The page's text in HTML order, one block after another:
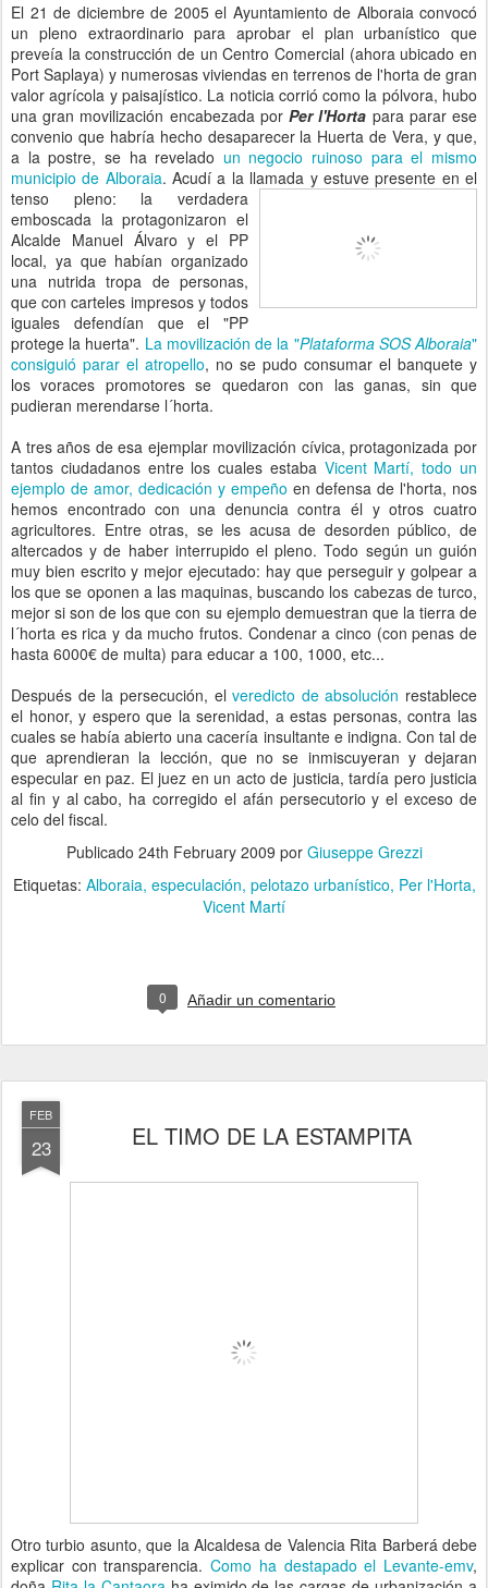
El 21 de diciembre de 2005 el Ayuntamiento de Alboraia convocó
un pleno extraordinario para aprobar el plan urbanístico que
preveía la construcción de un Centro Comercial (ahora ubicado en
Port Saplaya) y numerosas viviendas en terrenos de l'horta de gran
valor agrícola y paisajístico. La noticia corrió como la pólvora, hubo
una gran movilización encabezada porPer l'Horta para parar ese
convenio que habría hecho desaparecer la Huerta de Vera, y que,
a la postre, se ha revelado un negocio ruinoso para el mismo
municipio de Alboraia. Acudí a la llamada y estuve presente en el
tenso pleno: la verdadera
emboscada la protagonizaron el
Alcalde Manuel Álvaro y el PP
local, ya que habían organizado
una nutrida tropa de personas,
que con carteles impresos y todos
iguales defendían que el "PP
protege la huerta". La movilización de la "Plataforma SOS Alboraia"
consiguió parar el atropello, no se pudo consumar el banquete y
los voraces promotores se quedaron con las ganas, sin que
pudieran merendarse l´horta.
A tres años de esa ejemplar movilización cívica, protagonizada por
tantos ciudadanos entre los cuales estaba Vicent Martí, todo un
ejemplo de amor, dedicación y empeño en defensa de l'horta, nos
hemos encontrado con una denuncia contra él y otros cuatro
agricultores. Entre otras, se les acusa de desorden público, de
altercados y de haber interrupido el pleno. Todo según un guión
muy bien escrito y mejor ejecutado: hay que perseguir y golpear a
los que se oponen a las maquinas, buscando los cabezas de turco,
mejor si son de los que con su ejemplo demuestran que la tierra de
l´horta es rica y da mucho frutos. Condenar a cinco (con penas de
hasta 6000€ de multa) para educar a 100, 1000, etc...
Después de la persecución, elveredicto de absolución restablece
el honor, y espero que la serenidad, a estas personas, contra las
cuales se había abierto una cacería insultante e indigna. Con tal de
que aprendieran la lección, que no se inmiscuyeran y dejaran
especular en paz. El juez en un acto de justicia, tardía pero justicia
al fin y al cabo, ha corregido el afán persecutorio y el exceso de
celo del fiscal.
Publicado 24th February 2009 por Giuseppe Grezzi
Etiquetas: Alboraia especulación pelotazo urbanístico Per l'Horta
Vicent Martí
0 Añadir un comentario
FEB
23 EL TIMO DE LA ESTAMPITA
Otro turbio asunto, que la Alcaldesa de Valencia Rita Barberá debe
explicar con transparencia.Como ha destapado el Levante-emv,